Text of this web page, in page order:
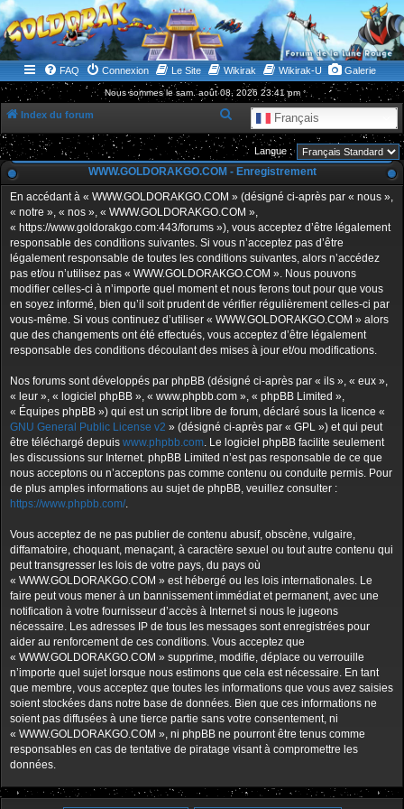
WWW.GOLDORAKGO.COM
le site de la Lune Rouge
FAQ Connexion Le Site Wikirak Wikirak-U Galerie
Nous sommes le sam. août 08, 2026 23:41 pm
Index du forum Français
e
c
h
e
c
h
e
r
Langue :
WWW.GOLDORAKGO.COM - Enregistrement
En accédant à « WWW.GOLDORAKGO.COM » (désigné ci-après par « nous »,
« notre », « nos », « WWW.GOLDORAKGO.COM »,
« https://www.goldorakgo.com:443/forums »), vous acceptez d’être légalement
responsable des conditions suivantes. Si vous n’acceptez pas d’être
légalement responsable de toutes les conditions suivantes, alors n’accédez
pas et/ou n’utilisez pas « WWW.GOLDORAKGO.COM ». Nous pouvons
modifier celles-ci à n’importe quel moment et nous ferons tout pour que vous
en soyez informé, bien qu’il soit prudent de vérifier régulièrement celles-ci par
vous-même. Si vous continuez d’utiliser « WWW.GOLDORAKGO.COM » alors
que des changements ont été effectués, vous acceptez d’être légalement
responsable des conditions découlant des mises à jour et/ou modifications.
Nos forums sont développés par phpBB (désigné ci-après par « ils », « eux »,
« leur », « logiciel phpBB », « www.phpbb.com », « phpBB Limited »,
« Équipes phpBB ») qui est un script libre de forum, déclaré sous la licence «
GNU General Public License v2 » (désigné ci-après par « GPL ») et qui peut
être téléchargé depuis www.phpbb.com. Le logiciel phpBB facilite seulement
les discussions sur Internet. phpBB Limited n’est pas responsable de ce que
nous acceptons ou n’acceptons pas comme contenu ou conduite permis. Pour
de plus amples informations au sujet de phpBB, veuillez consulter :
https://www.phpbb.com/.
Vous acceptez de ne pas publier de contenu abusif, obscène, vulgaire,
diffamatoire, choquant, menaçant, à caractère sexuel ou tout autre contenu qui
peut transgresser les lois de votre pays, du pays où
« WWW.GOLDORAKGO.COM » est hébergé ou les lois internationales. Le
faire peut vous mener à un bannissement immédiat et permanent, avec une
notification à votre fournisseur d’accès à Internet si nous le jugeons
nécessaire. Les adresses IP de tous les messages sont enregistrées pour
aider au renforcement de ces conditions. Vous acceptez que
« WWW.GOLDORAKGO.COM » supprime, modifie, déplace ou verrouille
n’importe quel sujet lorsque nous estimons que cela est nécessaire. En tant
que membre, vous acceptez que toutes les informations que vous avez saisies
soient stockées dans notre base de données. Bien que ces informations ne
soient pas diffusées à une tierce partie sans votre consentement, ni
« WWW.GOLDORAKGO.COM », ni phpBB ne pourront être tenus comme
responsables en cas de tentative de piratage visant à compromettre les
données.